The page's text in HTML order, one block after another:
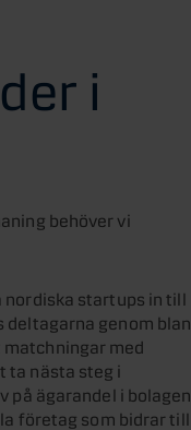
i
behöver vi
nordiska startups in till
genom
med
ta nästa steg i
ägarandel i bolagen,
företag som bidrar till